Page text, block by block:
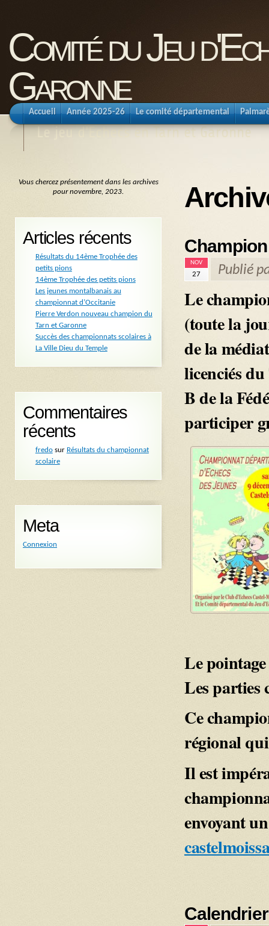
Comité du Jeu
Garonne
Le jeu d'Echecs en Tarn et Garonne
Accueil Année 2025-26 Le comité départemental
NOV
27 Publié
Le
(toute la
de la
licenciés
B de la
participer
Le
Les parties
Ce
régional
Il est
envoyant
Vous chercez présentement dans les archives
pour novembre, 2023.
Articles récents
Résultats du 14ème Trophée des
petits pions
14ème Trophée des petits pions
Les jeunes montalbanais au
championnat d’Occitanie
Pierre Verdon nouveau champion du
Tarn et Garonne
Succès des championnats scolaires à
La Ville Dieu du Temple
Commentaires
récents
fredosur Résultats du championnat
scolaire
Meta
Connexion